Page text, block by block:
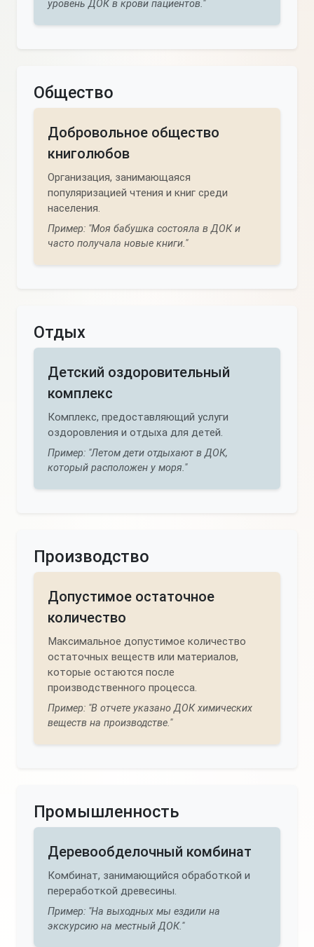
уровень ДОК в крови пациентов."
Общество
Добровольное общество
книголюбов
Организация, занимающаяся
популяризацией чтения и книг среди
населения.
Пример: "Моя бабушка состояла в ДОК и
часто получала новые книги."
Отдых
Детский оздоровительный
комплекс
Комплекс, предоставляющий услуги
оздоровления и отдыха для детей.
Пример: "Летом дети отдыхают в ДОК,
который расположен у моря."
Производство
Допустимое остаточное
количество
Максимальное допустимое количество
остаточных веществ или материалов,
которые остаются после
производственного процесса.
Пример: "В отчете указано ДОК химических
веществ на производстве."
Промышленность
Деревообделочный комбинат
Комбинат, занимающийся обработкой и
переработкой древесины.
Пример: "На выходных мы ездили на
экскурсию на местный ДОК."